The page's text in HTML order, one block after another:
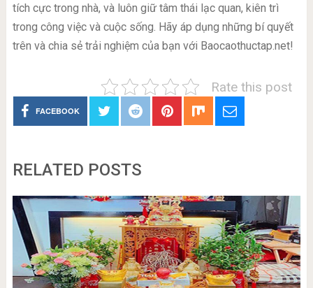
tích cực trong nhà, và luôn giữ tâm thái lạc quan, kiên trì
trong công việc và cuộc sống. Hãy áp dụng những bí quyết
trên và chia sẻ trải nghiệm của bạn với Baocaothuctap.net!
Rate this post
FACEBOOK
RELATED POSTS